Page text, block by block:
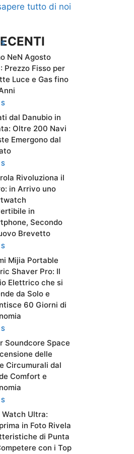
tutto di noi
NeN Agosto
Prezzo Fisso per
Luce e Gas fino
dal Danubio in
Oltre 200 Navi
Emergono dal
Rivoluziona il
in Arrivo uno
in
Secondo
Brevetto
Mijia Portable
Shaver Pro: Il
Elettrico che si
da Solo e
60 Giorni di
Soundcore Space
delle
Circumurali dal
Comfort e
Watch Ultra:
in Foto Rivela
di Punta
con i Top